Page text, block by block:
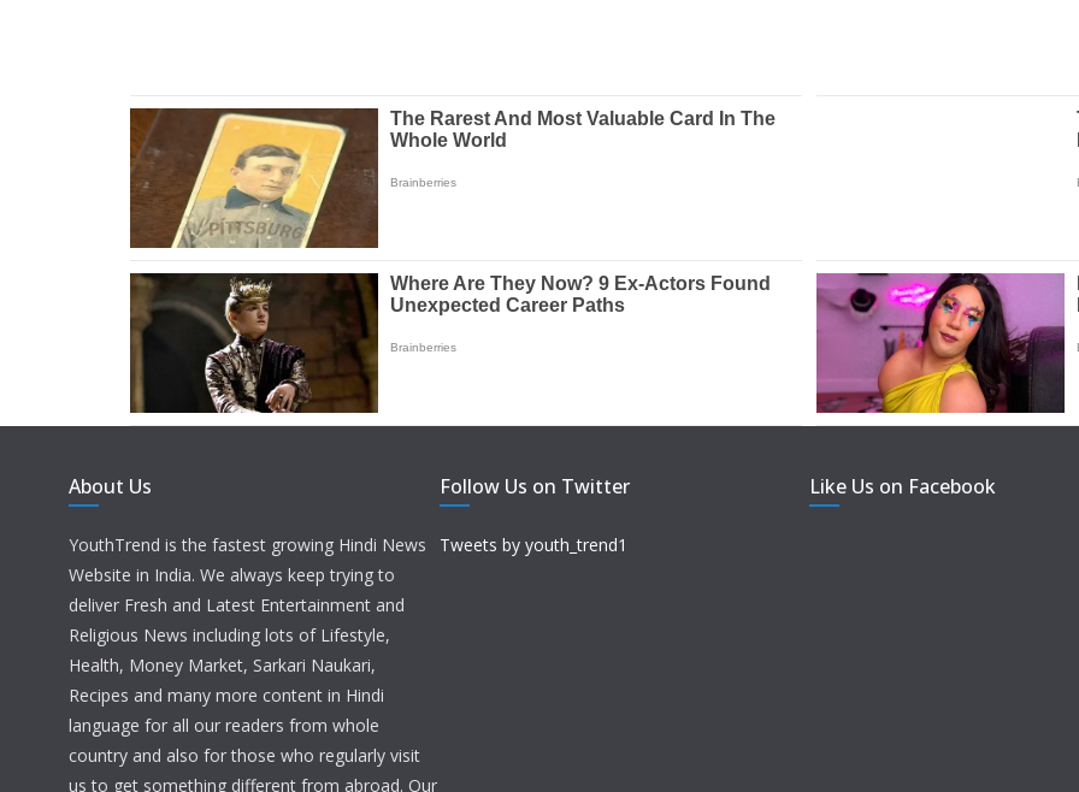
About Us
YouthTrend is the fastest growing Hindi News
Website in India. We always keep trying to
deliver Fresh and Latest Entertainment and
Religious News including lots of Lifestyle,
Health, Money Market, Sarkari Naukari,
Recipes and many more content in Hindi
language for all our readers from whole
country and also for those who regularly visit
us to get something different from abroad. Our
Follow Us on Twitter
Tweets by youth_trend1
Like Us on Facebook